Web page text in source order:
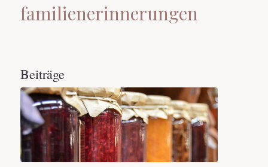
familienerinnerungen
Beiträge